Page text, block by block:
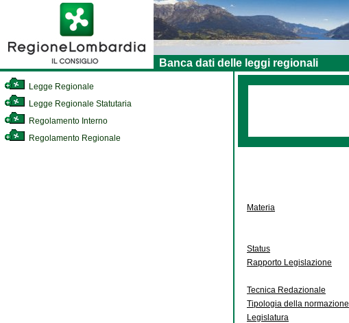
Banca dati delle leggi regionali
Legge Regionale
Legge Regionale Statutaria
Regolamento Interno
Regolamento Regionale
Materia
Status
Rapporto Legislazione
Tecnica Redazionale
Tipologia della normazione
Legislatura